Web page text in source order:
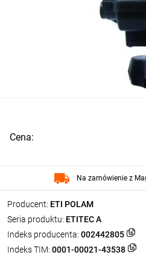
Producent: ETI POLAM
Seria produktu: ETITEC A
Indeks producenta: 002442805
Indeks TIM: 0001-00021-43538
Cena:
Na zamówienie z